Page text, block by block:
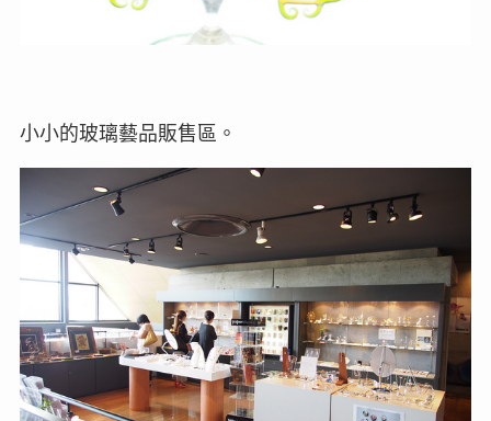
小小的玻璃藝品販售區。